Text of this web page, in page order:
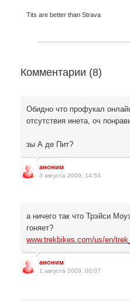
Tits are better than Strava
Комментарии (8)
Обидно что профукал
отсутствия инета, оч
зы А де Пит?
аноним
3 августа 2009, 14:53
а ничего так что Трэйси
гоняет?
www.trekbikes.com/us/en/
аноним
1 августа 2009, 00:07